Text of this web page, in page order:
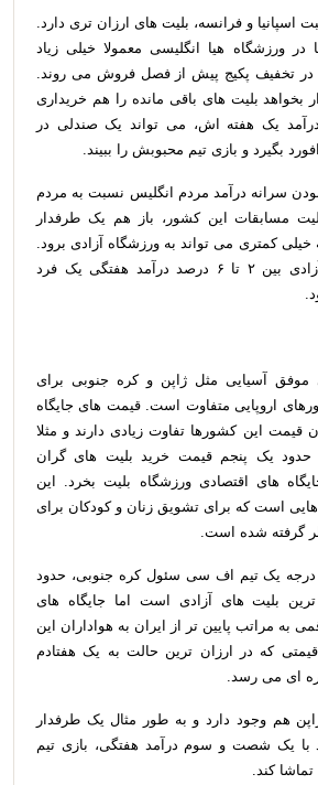
اسپانیا و فرانسه، بلیت های ارزان تری دارد.
ورزشگاه هیا انگلیسی معمولا خیلی زیاد
در تخفیف پکیج پیش از فصل فروش می روند.
بخواهد بلیت های باقی مانده را هم خریداری
تا ۱۵ درصد درآمد یک هفته اش، می تواند یک صندلی در
بگیرد و بازی تیم محبوبش را ببیند.
حدود ۱۰ برابر بودن سرانه درآمد مردم انگلیس نسبت به مردم
مسابقات این کشور، باز هم یک طرفدار
خیلی کمتری می تواند به ورزشگاه آزادی برود.
قیمت بلیت ورزشگاه آزادی بین ۲ تا ۶ درصد درآمد هفتگی یک فرد
موفق آسیایی مثل ژاپن و کره جنوبی برای
اروپایی متفاوت است. قیمت های جایگاه
قیمت این کشورها تفاوت زیادی دارند و مثلا
حدود یک پنجم قیمت خرید بلیت های گران
های اقتصادی ورزشگاه بلیت بخرد. این
است که برای تشویق زنان و کودکان برای
گرفته شده است.
درجه یک تیم اف سی سئول کره جنوبی، حدود
بلیت های آزادی است اما جایگاه های
به مراتب پایین تر از ایران به هواداران این
که در ارزان ترین حالت به یک هفتادم
ای می رسد.
هم وجود دارد و به طور مثال یک طرفدار
با یک شصت و سوم درآمد هفتگی، بازی تیم
کند.